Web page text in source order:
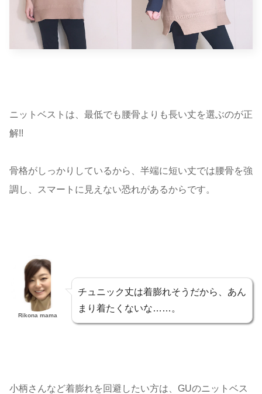
ニットベストは、最低でも腰骨よりも長い丈を選ぶのが正
解!!
骨格がしっかりしているから、半端に短い丈では腰骨を強
調し、スマートに見えない恐れがあるからです。
Rikona mama
チュニック丈は着膨れそうだから、あん
まり着たくないな……。
小柄さんなど着膨れを回避したい方は、GUのニットベス